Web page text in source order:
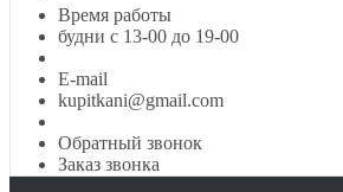
Время работы
будни с 13-00 до 19-00
E-mail
kupitkani@gmail.com
Обратный звонок
Заказ звонка